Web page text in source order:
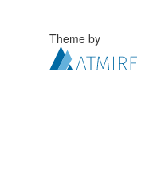
Theme by